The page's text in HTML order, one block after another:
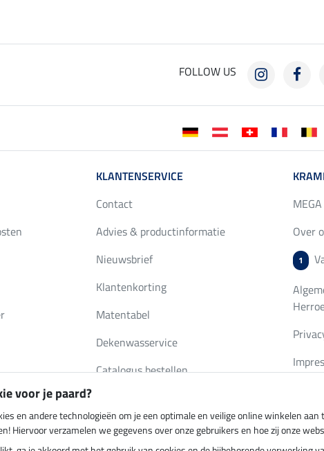
FOLLOW US
KLANTENSERVICE
Contact
Advies & productinformatie
Nieuwsbrief
Klantenkorting
Matentabel
Dekenwasservice
Catalogus bestellen
Over
1
Verzending per Veilig
voor je paard?
en andere technologieën om je een optimale en veilige online winkelen
Hiervoor verzamelen we gegevens over onze gebruikers en hoe zij onze